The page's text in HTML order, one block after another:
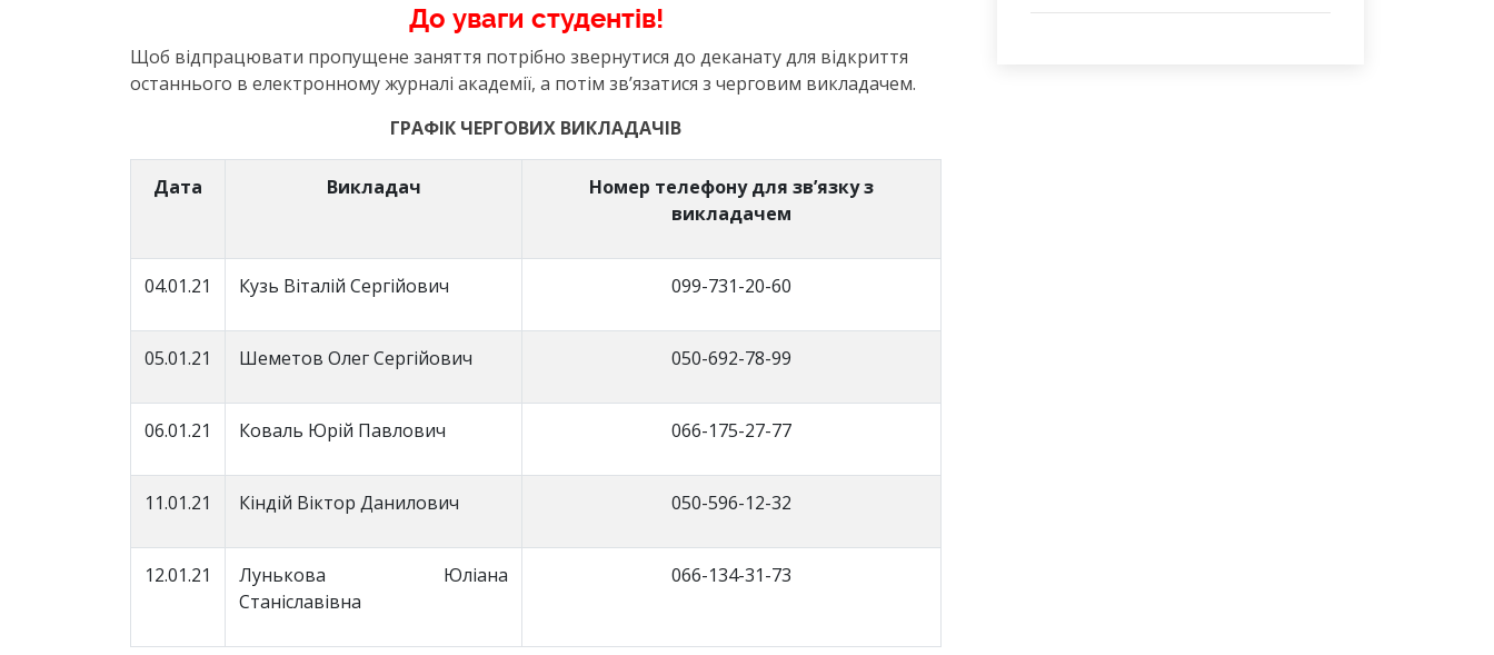
До уваги студентів!
Щоб відпрацювати пропущене заняття потрібно звернутися до деканату для відкриття
останнього в електронному журналі академії, а потім зв’язатися з черговим викладачем.
ГРАФІК ЧЕРГОВИХ ВИКЛАДАЧІВ
Дата Викладач
Номер телефону для зв’язку з
викладачем
04.01.21 Кузь Віталій Сергійович 099-731-20-60
05.01.21 Шеметов Олег Сергійович 050-692-78-99
06.01.21 Коваль Юрій Павлович 066-175-27-77
11.01.21 Кіндій Віктор Данилович 050-596-12-32
12.01.21
Лунькова Юліана
Станіславівна
066-134-31-73